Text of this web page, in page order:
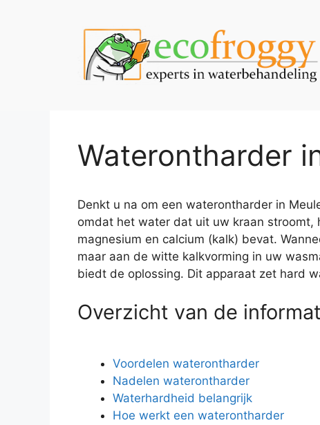
Waterontharder
Denkt u na om een waterontharder in
omdat het water dat uit uw kraan stroomt,
magnesium en calcium (kalk) bevat.
maar aan de witte kalkvorming in uw
biedt de oplossing. Dit apparaat zet hard
Overzicht van de
Voordelen waterontharder
Nadelen waterontharder
Waterhardheid belangrijk
Hoe werkt een waterontharder